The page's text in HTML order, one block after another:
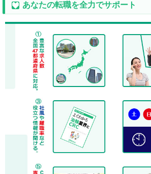
あなたの転職を全力でサポート